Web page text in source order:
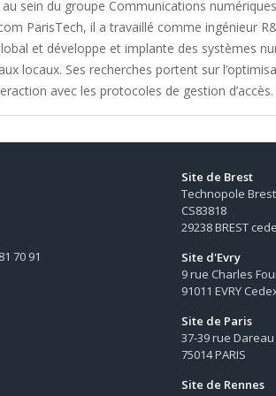
au sein du groupe Communications
ParisTech, il a travaillé comme ingénieur
et développe et implante des systèmes
locaux. Ses recherches portent sur
avec les protocoles de gestion d’accès.
70 91
Site de Brest
Technopole
CS83818
29238 BREST
Site d'Evry
9 rue Charles
91011 EVRY
Site de Paris
37-39 rue Dareau
75014 PARIS
Site de Rennes